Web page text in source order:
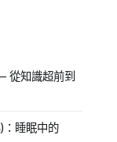
從知識超前到
：睡眠中的